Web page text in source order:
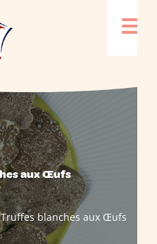
aux Œufs
Truffes blanches aux Œufs